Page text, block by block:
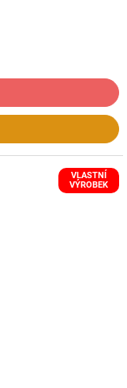
VLASTNÍ
VÝROBEK